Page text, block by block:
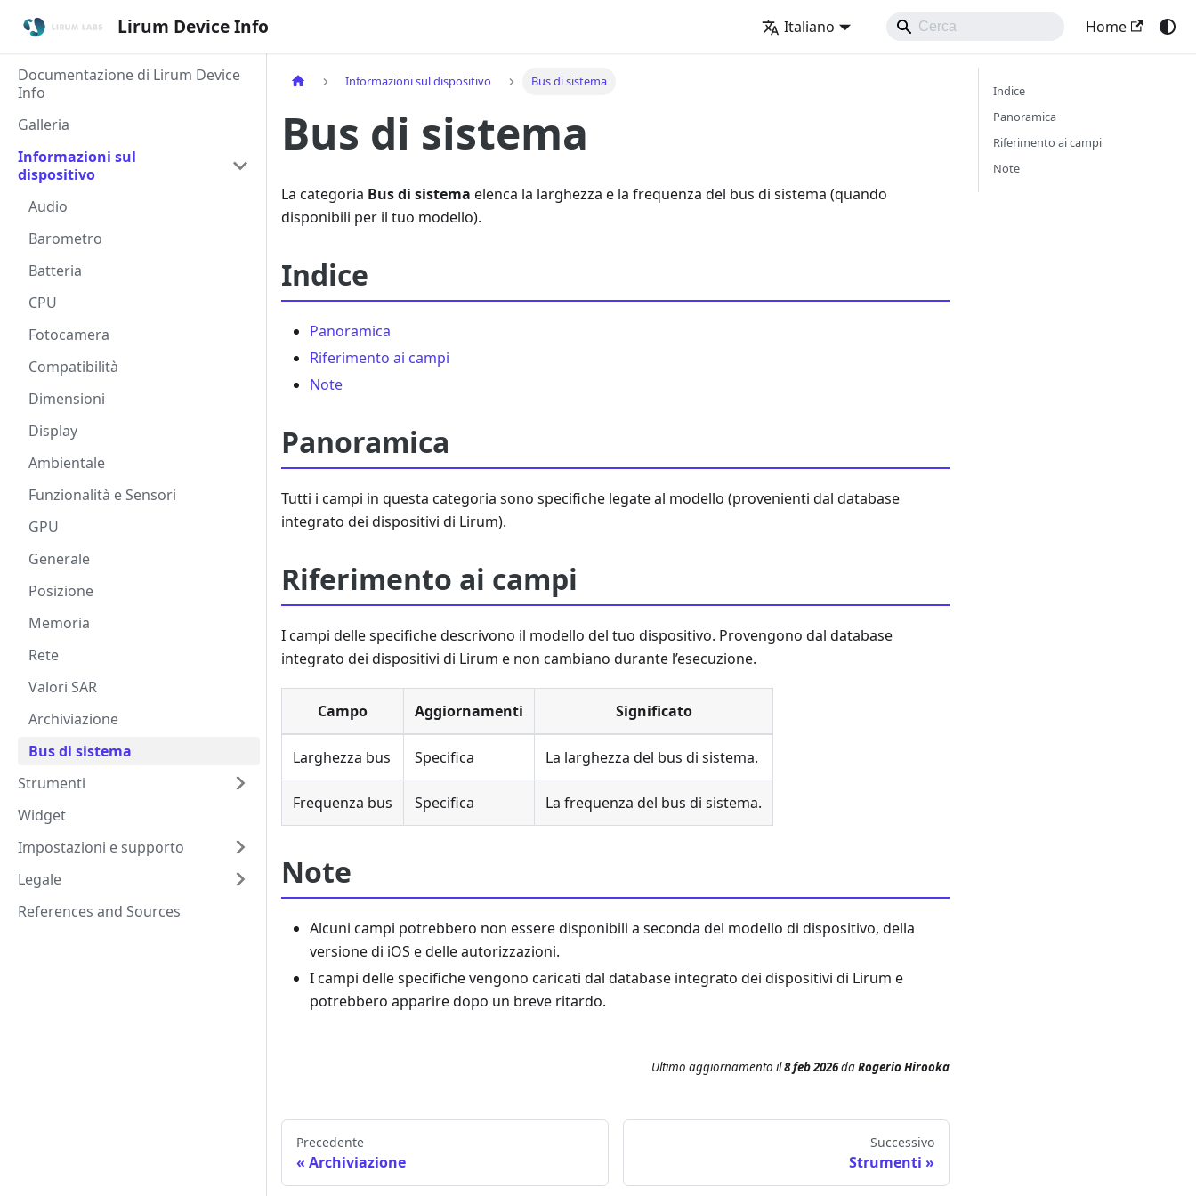
Lirum Device Info Italiano Home
Documentazione di Lirum Device
Info
Galleria
Informazioni sul
dispositivo
Audio
Barometro
Batteria
CPU
Fotocamera
Compatibilità
Dimensioni
Display
Ambientale
Funzionalità e Sensori
GPU
Generale
Posizione
Memoria
Rete
Valori SAR
Archiviazione
Bus di sistema
Strumenti
Widget
Impostazioni e supporto
Legale
References and Sources
Informazioni sul dispositivo Bus di sistema
Bus di sistema
La categoria Bus di sistema elenca la larghezza e la frequenza del bus di sistema (quando
disponibili per il tuo modello).
Indice
Panoramica
Riferimento ai campi
Note
Panoramica
Tutti i campi in questa categoria sono specifiche legate al modello (provenienti dal database
integrato dei dispositivi di Lirum).
Riferimento ai campi
I campi delle specifiche descrivono il modello del tuo dispositivo. Provengono dal database
integrato dei dispositivi di Lirum e non cambiano durante l’esecuzione.
Campo Aggiornamenti Significato
Larghezza bus Specifica La larghezza del bus di sistema.
Frequenza bus Specifica La frequenza del bus di sistema.
Note
Alcuni campi potrebbero non essere disponibili a seconda del modello di dispositivo, della
versione di iOS e delle autorizzazioni.
I campi delle specifiche vengono caricati dal database integrato dei dispositivi di Lirum e
potrebbero apparire dopo un breve ritardo.
Ultimo aggiornamento il8 feb 2026daRogerio Hirooka
Precedente
Archiviazione
Successivo
Strumenti
Indice
Panoramica
Riferimento ai campi
Note